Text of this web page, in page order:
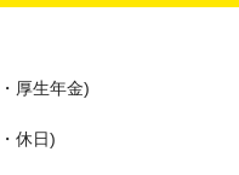
厚生年金)
休日)